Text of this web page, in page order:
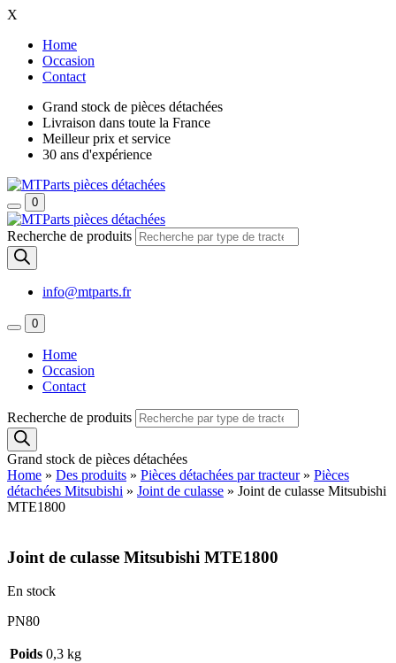
X
Home
Occasion
Contact
Grand stock de pièces détachées
Livraison dans toute la France
Meilleur prix et service
30 ans d'expérience
0
Recherche de produits
info@mtparts.fr
0
Home
Occasion
Contact
Recherche de produits
Grand stock de pièces détachées
Home » Des produits » Pièces détachées par tracteur» Pièces
détachées Mitsubishi » Joint de culasse » Joint de culasse Mitsubishi
MTE1800
Joint de culasse Mitsubishi MTE1800
En stock
PN80
Poids 0,3 kg